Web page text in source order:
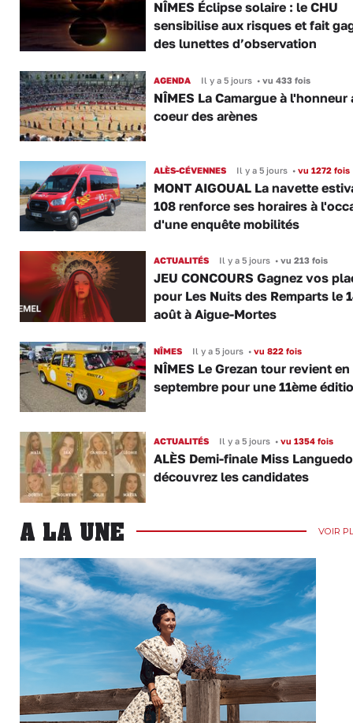
NÎMES Éclipse solaire : le CHU
sensibilise aux risques et fait
des lunettes d’observation
AGENDA Il y a 5 jours •vu 433 fois
NÎMES La Camargue à l'honneur
coeur des arènes
ALÈS-CÉVENNES Il y a 5 jours •vu 1272 fois
MONT AIGOUAL La navette
108 renforce ses horaires à
d'une enquête mobilités
ACTUALITÉS Il y a 5 jours •vu 213 fois
JEU CONCOURS Gagnez vos
pour Les Nuits des Remparts le
août à Aigue-Mortes
NÎMES Il y a 5 jours •vu 822 fois
NÎMES Le Grezan tour revient en
septembre pour une 11ème
ACTUALITÉS Il y a 5 jours •vu 1354 fois
ALÈS Demi-finale Miss
découvrez les candidates
A LA UNE VOIR